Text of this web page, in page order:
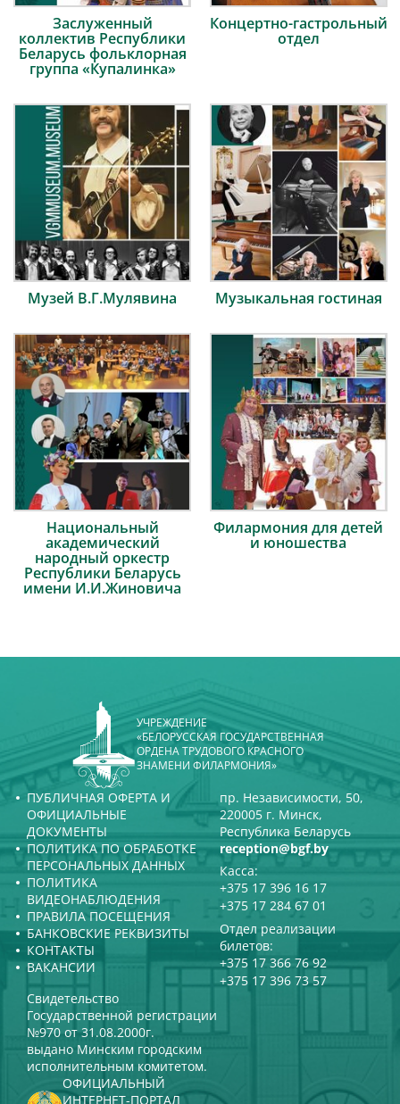
Заслуженный
коллектив Республики
Беларусь фольклорная
группа «Купалинка»
Концертно-гастрольный
отдел
Музей В.Г.Мулявина Музыкальная гостиная
Национальный
академический
народный оркестр
Республики Беларусь
имени И.И.Жиновича
Филармония для детей
и юношества
УЧРЕЖДЕНИЕ
«БЕЛОРУССКАЯ ГОСУДАРСТВЕННАЯ
ОРДЕНА ТРУДОВОГО КРАСНОГО
ЗНАМЕНИ ФИЛАРМОНИЯ»
ПУБЛИЧНАЯ ОФЕРТА И
ОФИЦИАЛЬНЫЕ
ДОКУМЕНТЫ
ПОЛИТИКА ПО ОБРАБОТКЕ
ПЕРСОНАЛЬНЫХ ДАННЫХ
ПОЛИТИКА
ВИДЕОНАБЛЮДЕНИЯ
ПРАВИЛА ПОСЕЩЕНИЯ
БАНКОВСКИЕ РЕКВИЗИТЫ
КОНТАКТЫ
ВАКАНСИИ
пр. Независимости, 50,
220005 г. Минск,
Республика Беларусь
reception@bgf.by
Касса:
+375 17 396 16 17
+375 17 284 67 01
Отдел реализации
билетов:
+375 17 366 76 92
+375 17 396 73 57
Свидетельство
Государственной регистрации
№970 от 31.08.2000г.
выдано Минским городским
исполнительным комитетом.
ОФИЦИАЛЬНЫЙ
ИНТЕРНЕТ-ПОРТАЛ